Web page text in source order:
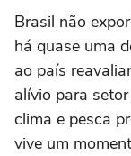
Brasil não
há quase uma
ao país
alívio para
clima e pesca
vive um